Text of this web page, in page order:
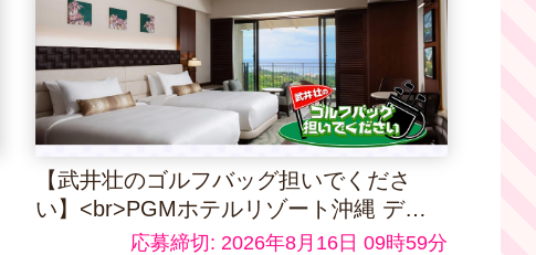
【武井壮のゴルフバッグ担いでくださ
い】<br>PGMホテルリゾート沖縄 デラ
ックスルーム ペア宿泊券
応募締切: 2026年8月16日 09時59分